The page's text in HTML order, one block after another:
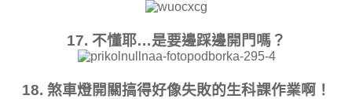
17. 不懂耶…是要邊踩邊開門嗎？
18. 煞車燈開關搞得好像失敗的生科課作業啊！